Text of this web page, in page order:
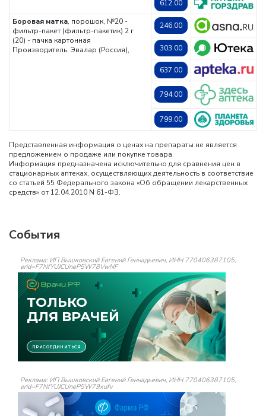
612.00
Боровая матка, порошок, №20 -
фильтр-пакет (фильтр-пакетик) 2 г
(20) - пачка картонная
Производитель: Эвалар (Россия),
246.00
303.00
637.00
794.00
799.00
Представленная информация о ценах на препараты не является
предложением о продаже или покупке товара.
Информация предназначена исключительно для сравнения цен в
стационарных аптеках, осуществляющих деятельность в соответствие
со статьей 55 Федерального закона «Об обращении лекарственных
средств» от 12.04.2010 N 61-ФЗ.
События
Реклама: ИП Вышковский Евгений Геннадьевич, ИНН 770406387105,
erid=F7NfYUJCUneP5W78VwNF
Реклама: ИП Вышковский Евгений Геннадьевич, ИНН 770406387105,
erid=F7NfYUJCUneP5W79xufv